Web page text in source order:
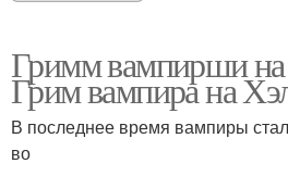
Гримм вампирши
Грим вампира на
В последнее время вампиры
во